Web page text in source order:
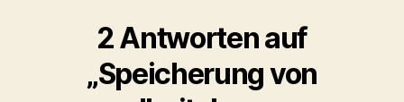
2 Antworten auf
„Speicherung von